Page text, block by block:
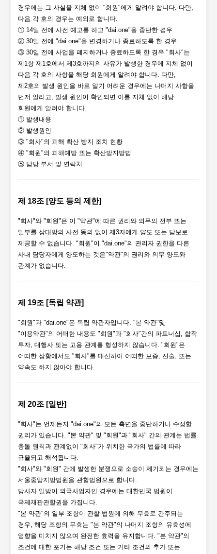
경우에는 그 사실을 지체 없이 "회원"에게 알려야 합니다. 다만,
다음 각 호의 경우는 예외로 합니다.
① 14일 전에 사전 예고를 하고 "dai.one"을 중단한 경우
② 30일 전에 "dai.one"을 변경하거나 종료하도록 한 경우
③ 30일 전에 사업을 폐지하거나 종료하도록 한 경우 "회사"는
제1항 제1호에서 제3호까지의 사유가 발생한 경우에 지체 없이
다음 각 호의 사항을 해당 회원에게 알려야 합니다. 다만,
제2호의 발생 원인을 바로 알기 어려운 경우에는 나머지 사항을
먼저 알리고, 발생 원인이 확인되면 이를 지체 없이 해당
회원에게 알려야 합니다.
① 발생내용
② 발생원인
③ "회사"의 피해 확산 방지 조치 현황
④ "회원"의 피해예방 또는 확산방지방법
⑤ 담당 부서 및 연락처
제 18조 [양도 등의 제한]
"회사"와 "회원"은 이 "약관"에 따른 권리와 의무의 전부 또는
일부를 상대방의 사전 동의 없이 제3자에게 양도 또는 담보로
제공할 수 없습니다. "회원"이 "dai.one"의 관리자 권한을 다른
사내 담당자에게 양도하는 것은"약관"의 권리와 의무 양도와
관계가 없습니다.
제 19조 [독립 약관]
"회원"과 "dai.one"은 독립 약관자입니다. "본 약관"및
"이용약관"의 어떠한 내용도 "회원"과 "회사"간의 파트너십, 합작
투자, 대행사 또는 고용 관계를 형성하지 않습니다. "회원"은
어떠한 상황에서도 "회사"를 대신하여 어떠한 보증, 진술, 또는
약속도 하지 않아야 합니다.
제 20조 [일반]
"회사"는 언제든지 "dai.one"의 모든 측면을 중단하거나 수정할
권리가 있습니다. "본 약관" 및 "회원"과 "회사" 간의 관계는 법률
충돌 원칙과 관계없이 "회사"가 위치한 국가의 법률에 따라
규율되고 해석됩니다.
"회사"와 "회원" 간에 발생한 분쟁으로 소송이 제기되는 경우에는
서울중앙지방법원을 관할법원으로 합니다.
당사자 일방이 외국사업자인 경우에는 대한민국 법원이
국제재판관할권을 가집니다.
"본 약관"의 일부 조항이 관할 법원에 의해 무효로 간주되는
경우, 해당 조항의 무효는 "본 약관"의 나머지 조항의 유효성에
영향을 미치지 않으며 완전한 효력을 유지합니다. "본 약관"의
조건에 대한 포기는 해당 조건 또는 기타 조건의 추가 또는